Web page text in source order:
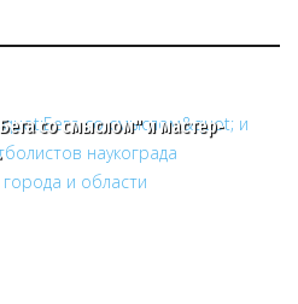
со смыслом" и мастер-